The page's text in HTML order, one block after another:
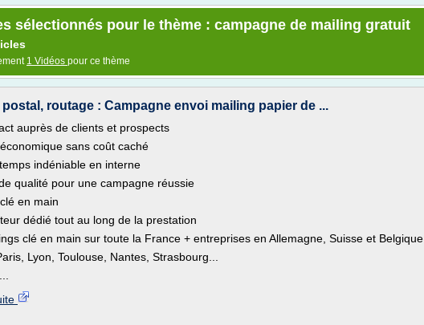
sélectionnés pour le thème : campagne de mailing gratuit
1 Vidéos pour ce thème
postal, routage : Campagne envoi mailing papier de ...
auprès de clients et prospects
sans coût caché
indéniable en interne
qualité pour une campagne réussie
en main
dédié tout au long de la prestation
clé en main sur toute la France + entreprises en Allemagne, Suisse et Belgique
Lyon, Toulouse, Nantes, Strasbourg...